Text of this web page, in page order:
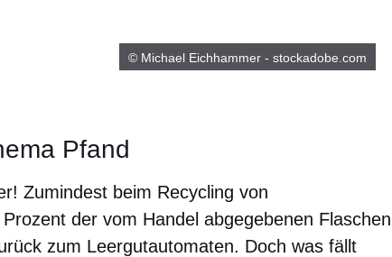
© Michael Eichhammer - stockadobe.com
Pfand
Zumindest beim Recycling von
der vom Handel abgegebenen Flaschen
zum Leergutautomaten. Doch was fällt